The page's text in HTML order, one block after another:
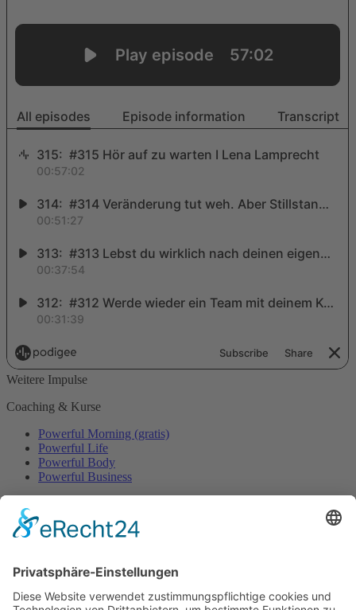
Weitere Impulse
Coaching & Kurse
Powerful Morning (gratis)
Powerful Life
Powerful Body
Powerful Business
Event-Übersicht